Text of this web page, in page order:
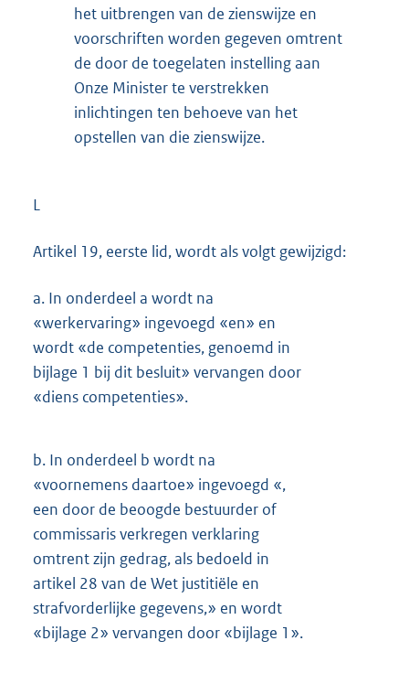
het uitbrengen van de zienswijze en
voorschriften worden gegeven omtrent
de door de toegelaten instelling aan
Onze Minister te verstrekken
inlichtingen ten behoeve van het
opstellen van die zienswijze.
L
Artikel 19, eerste lid, wordt als volgt gewijzigd:
a. In onderdeel a wordt na
«werkervaring» ingevoegd «en» en
wordt «de competenties, genoemd in
bijlage 1 bij dit besluit» vervangen door
«diens competenties».
b. In onderdeel b wordt na
«voornemens daartoe» ingevoegd «,
een door de beoogde bestuurder of
commissaris verkregen verklaring
omtrent zijn gedrag, als bedoeld in
artikel 28 van de Wet justitiële en
strafvorderlijke gegevens,» en wordt
«bijlage 2» vervangen door «bijlage 1».